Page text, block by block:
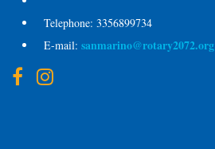
Telephone: 3356899734
E-mail: sanmarino@rotary2072.org